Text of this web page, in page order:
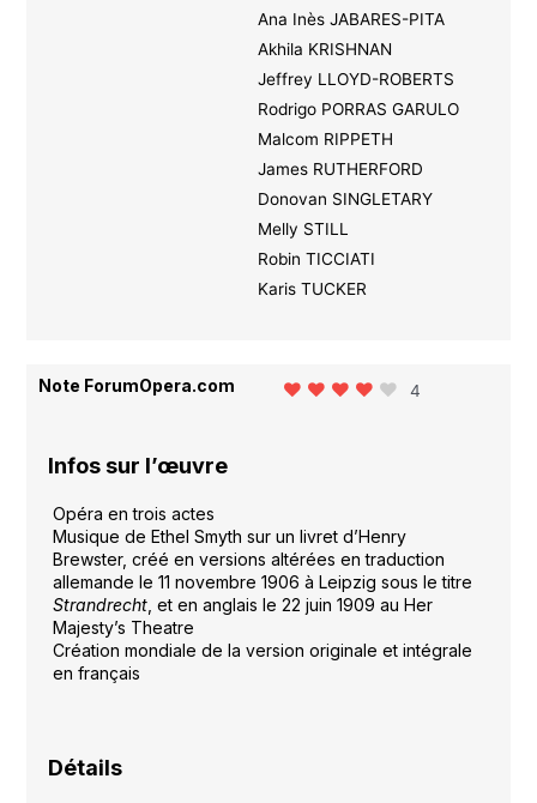
Ana Inès JABARES-PITA
Akhila KRISHNAN
Jeffrey LLOYD-ROBERTS
Rodrigo PORRAS GARULO
Malcom RIPPETH
James RUTHERFORD
Donovan SINGLETARY
Melly STILL
Robin TICCIATI
Karis TUCKER
Note ForumOpera.com 4
Infos sur l’œuvre
Opéra en trois actes
Musique de Ethel Smyth sur un livret d’Henry
Brewster, créé en versions altérées en traduction
allemande le 11 novembre 1906 à Leipzig sous le titre
Strandrecht, et en anglais le 22 juin 1909 au Her
Majesty’s Theatre
Création mondiale de la version originale et intégrale
en français
Détails